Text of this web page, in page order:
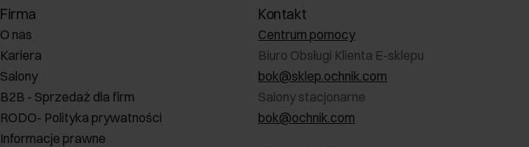
Firma
O nas
Kariera
Salony
B2B - Sprzedaż dla firm
RODO- Polityka prywatności
Informacje prawne
Kontakt
Centrum pomocy
Biuro Obsługi Klienta E-sklepu
bok@sklep.ochnik.com
Salony stacjonarne
bok@ochnik.com